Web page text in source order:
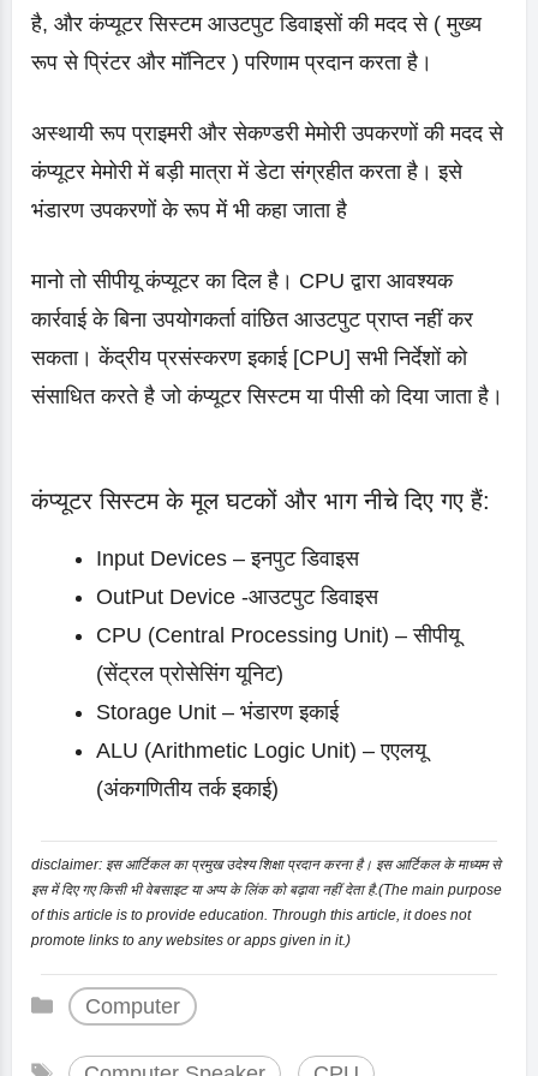
है, और कंप्यूटर सिस्टम आउटपुट डिवाइसों की मदद से ( मुख्य
रूप से प्रिंटर और मॉनिटर ) परिणाम प्रदान करता है।
अस्थायी रूप प्राइमरी और सेकण्डरी मेमोरी उपकरणों की मदद से
कंप्यूटर मेमोरी में बड़ी मात्रा में डेटा संग्रहीत करता है। इसे
भंडारण उपकरणों के रूप में भी कहा जाता है
मानो तो सीपीयू कंप्यूटर का दिल है। CPU द्वारा आवश्यक
कार्रवाई के बिना उपयोगकर्ता वांछित आउटपुट प्राप्त नहीं कर
सकता। केंद्रीय प्रसंस्करण इकाई [CPU] सभी निर्देशों को
संसाधित करते है जो कंप्यूटर सिस्टम या पीसी को दिया जाता है।
कंप्यूटर सिस्टम के मूल घटकों और भाग नीचे दिए गए हैं:
Input Devices – इनपुट डिवाइस
OutPut Device -आउटपुट डिवाइस
CPU (Central Processing Unit) – सीपीयू
(सेंट्रल प्रोसेसिंग यूनिट)
Storage Unit – भंडारण इकाई
ALU (Arithmetic Logic Unit) – एएलयू
(अंकगणितीय तर्क इकाई)
disclaimer: इस आर्टिकल का प्रमुख उदेश्य शिक्षा प्रदान करना है। इस आर्टिकल के माध्यम से
इस में दिए गए किसी भी वेबसाइट या अप्प के लिंक को बढ़ावा नहीं देता है.(The main purpose
of this article is to provide education. Through this article, it does not
promote links to any websites or apps given in it.)
Categories
Computer